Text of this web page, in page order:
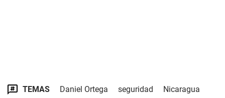
TEMAS Daniel Ortega seguridad
Nicaragua